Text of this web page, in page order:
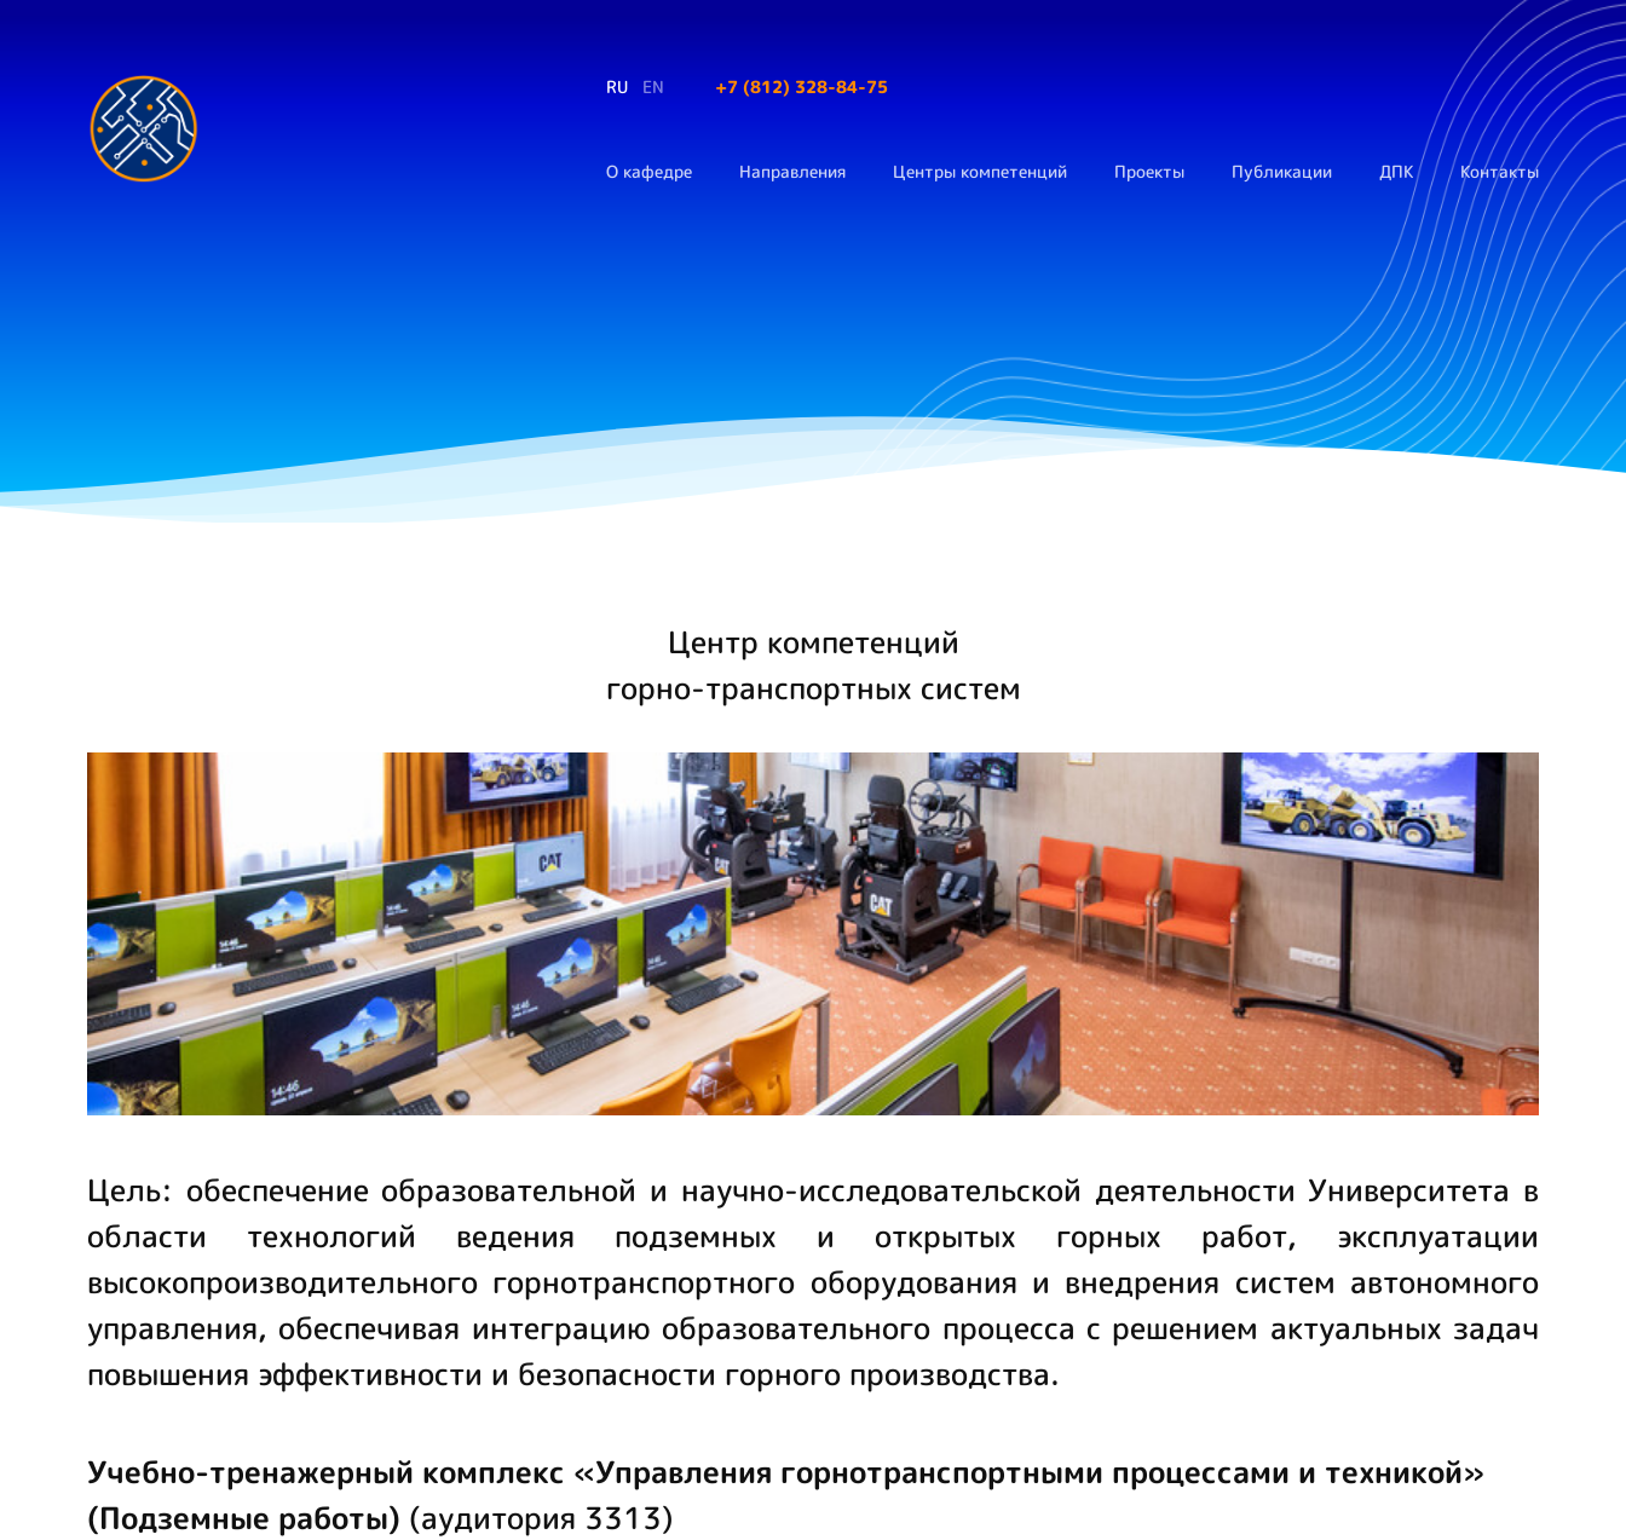
RU EN +7 (812) 328-84-75
О кафедре Направления Центры компетенций Проекты Публикации ДПК Контакты
Центр компетенций
горно-транспортных систем
Цель: обеспечение образовательной и научно-исследовательской деятельности Университета в
области технологий ведения подземных и открытых горных работ, эксплуатации
высокопроизводительного горнотранспортного оборудования и внедрения систем автономного
управления, обеспечивая интеграцию образовательного процесса с решением актуальных задач
повышения эффективности и безопасности горного производства.
Учебно-тренажерный комплекс «Управления горнотранспортными процессами и техникой»
(Подземные работы) (аудитория 3313)